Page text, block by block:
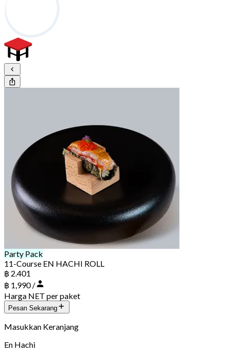
Party Pack
11-Course EN HACHI ROLL
฿ 2.401
฿ 1,990 /
Harga NET per paket
Pesan Sekarang
Masukkan Keranjang
En Hachi